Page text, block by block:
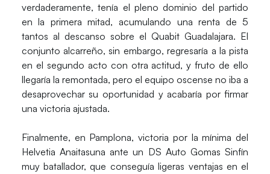
verdaderamente, tenía el pleno dominio del partido
en la primera mitad, acumulando una renta de 5
tantos al descanso sobre elQuabit Guadalajara. El
conjunto alcarreño, sin embargo, regresaría a la pista
en el segundo acto con otra actitud, y fruto de ello
llegaría la remontada, pero el equipo oscense no iba a
desaprovechar su oportunidad y acabaría por firmar
una victoria ajustada.
Finalmente, en Pamplona, victoria por la mínima del
Helvetia Anaitasuna ante un DS Auto Gomas Sinfín
muy batallador, que conseguía ligeras ventajas en el